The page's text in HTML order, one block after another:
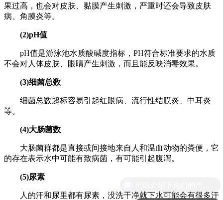
果过高，也会对皮肤、黏膜产生刺激，严重时还会导致皮肤
病、角膜炎等。
(2)pH值
pH值是游泳池水质酸碱度指标，PH符合标准要求的水质
不会对人体皮肤、眼睛产生刺激，而且能反映消毒效果。
(3)细菌总数
细菌总数超标容易引起红眼病、流行性结膜炎、中耳炎
等。
(4)大肠菌数
大肠菌群都是直接或间接地来自人和温血动物的粪便，它
的存在表示水中可能有致病菌，有可能引起腹泻。
(5)尿素
人的汗和尿里都有尿素，没洗干净就下水可能会有很多汗